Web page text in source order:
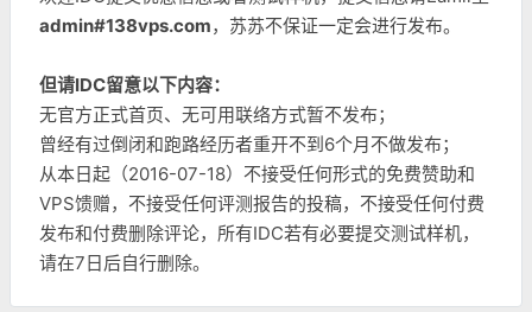
admin#138vps.com，苏苏不保证一定会进行发布。
但请IDC留意以下内容：
无官方正式首页、无可用联络方式暂不发布；
曾经有过倒闭和跑路经历者重开不到6个月不做发布；
从本日起（2016-07-18）不接受任何形式的免费赞助和
VPS馈赠，不接受任何评测报告的投稿，不接受任何付费
发布和付费删除评论，所有IDC若有必要提交测试样机，
请在7日后自行删除。